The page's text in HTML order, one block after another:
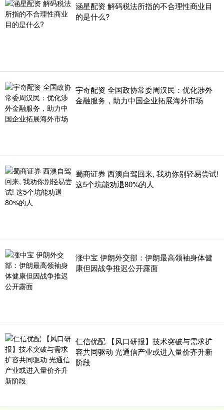
涵星配资 解码税法所指的不合理性商业目
的是什么?
宇奇配资 全国政协常委周汉民：优化涉外
金融服务，助力中国企业拓展海外市场
蜀商证券 西澳自驾回来, 我劝你别轻易尝试!
这5个坑能劝退80%的人
涨中宝 伊朗外交部：伊朗最高领袖身体健
康但因战争推迟公开露面
仁信优配 【风口研报】技术突破与需求扩
容共同驱动 光通信产业或进入量价齐升新
阶段